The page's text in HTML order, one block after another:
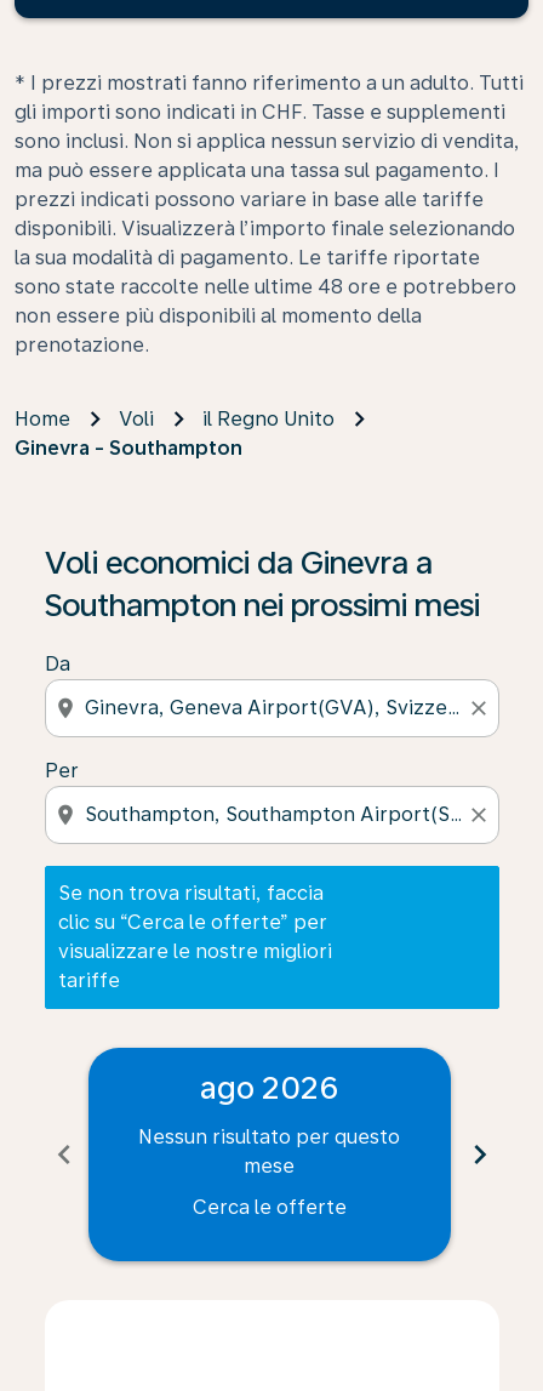
* I prezzi mostrati fanno riferimento a un adulto. Tutti
gli importi sono indicati in CHF. Tasse e supplementi
sono inclusi. Non si applica nessun servizio di vendita,
ma può essere applicata una tassa sul pagamento. I
prezzi indicati possono variare in base alle tariffe
disponibili. Visualizzerà l’importo finale selezionando
la sua modalità di pagamento. Le tariffe riportate
sono state raccolte nelle ultime 48 ore e potrebbero
non essere più disponibili al momento della
prenotazione.
Home Voli
il Regno Unito
Ginevra - Southampton
Voli economici da Ginevra a
Southampton nei prossimi mesi
Da
location_on close
Per
location_on close
Se non trova risultati, faccia
clic su “Cerca le offerte” per
visualizzare le nostre migliori
tariffe
Se non trova risultati, faccia clic su “Cerca le offerte”
chevron_left
ago 2026
Nessun risultato per questo
mese
Cerca le offerte
chevron_right